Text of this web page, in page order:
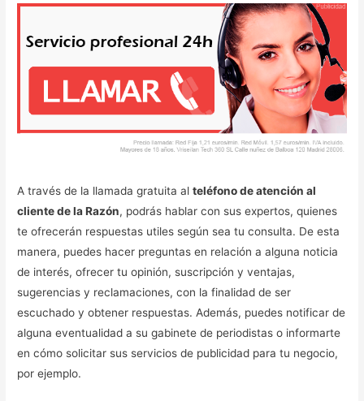
A través de la llamada gratuita alteléfono de atención al
cliente de la Razón, podrás hablar con sus expertos, quienes
te ofrecerán respuestas utiles según sea tu consulta. De esta
manera, puedes hacer preguntas en relación a alguna noticia
de interés, ofrecer tu opinión, suscripción y ventajas,
sugerencias y reclamaciones, con la finalidad de ser
escuchado y obtener respuestas. Además, puedes notificar de
alguna eventualidad a su gabinete de periodistas o informarte
en cómo solicitar sus servicios de publicidad para tu negocio,
por ejemplo.